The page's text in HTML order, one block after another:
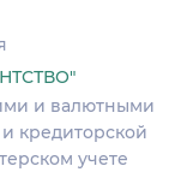
и валютными
кредиторской
учете